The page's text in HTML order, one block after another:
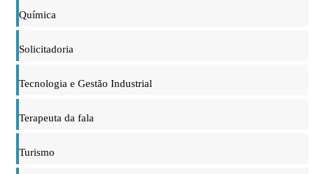
Química
Solicitadoria
Tecnologia e Gestão Industrial
Terapeuta da fala
Turismo